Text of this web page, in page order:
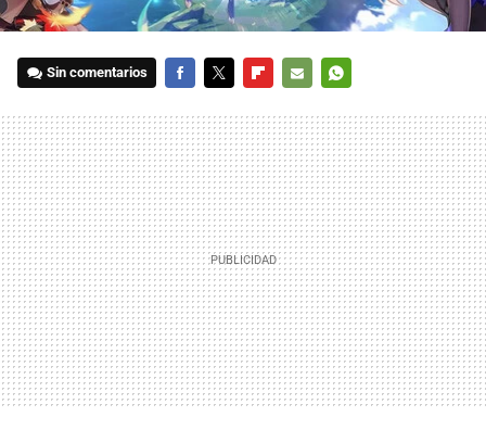
Sin comentarios
MAIL